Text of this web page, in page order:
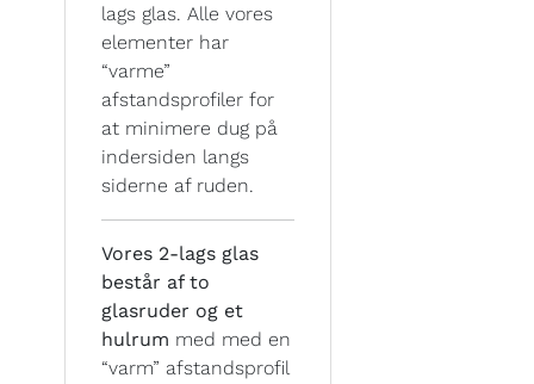
lags glas. Alle vores
elementer har
“varme”
afstandsprofiler for
at minimere dug på
indersiden langs
siderne af ruden.
Vores 2-lags glas
består af to
glasruder og et
hulrum med med en
“varm” afstandsprofil